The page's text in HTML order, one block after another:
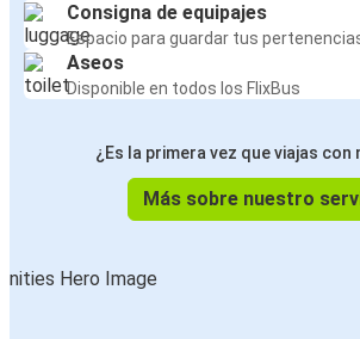
Consigna de equipajes
Espacio para guardar tus
Aseos
Disponible en todos los FlixBus
¿Es la primera vez que viajas
Más sobre nuestro